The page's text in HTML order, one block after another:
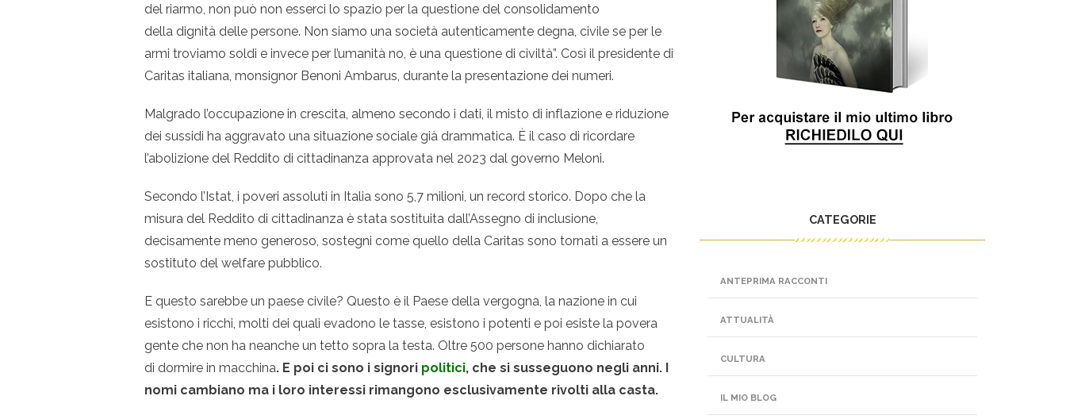
del riarmo, non può non esserci lo spazio per la questione del consolidamento
della dignità delle persone. Non siamo una società autenticamente degna, civile se per le
armi troviamo soldi e invece per l’umanità no, è una questione di civiltà”. Così il presidente di
Caritas italiana, monsignor Benoni Ambarus, durante la presentazione dei numeri.
Malgrado l’occupazione in crescita, almeno secondo i dati, il misto di inflazione e riduzione
dei sussidi ha aggravato una situazione sociale già drammatica. Ѐ il caso di ricordare
l’abolizione del Reddito di cittadinanza approvata nel 2023 dal governo Meloni.
Secondo l’Istat, i poveri assoluti in Italia sono 5,7 milioni, un record storico. Dopo che la
misura del Reddito di cittadinanza è stata sostituita dall’Assegno di inclusione,
decisamente meno generoso, sostegni come quello della Caritas sono tornati a essere un
sostituto del welfare pubblico.
E questo sarebbe un paese civile? Questo è il Paese della vergogna, la nazione in cui
esistono i ricchi, molti dei quali evadono le tasse, esistono i potenti e poi esiste la povera
gente che non ha neanche un tetto sopra la testa. Oltre 500 persone hanno dichiarato
di dormire in macchina. E poi ci sono i signori politici, che si susseguono negli anni. I
nomi cambiano ma i loro interessi rimangono esclusivamente rivolti alla casta.
CATEGORIE
ANTEPRIMA RACCONTI
ATTUALITÀ
CULTURA
IL MIO BLOG